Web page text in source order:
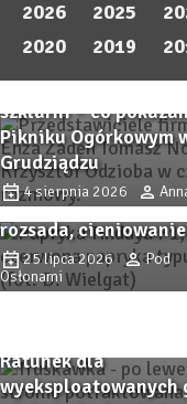
2026 2025
2020
2019
Odmiany ogórka do
szklarni – co
Pikniku Ogórkowym
Grudziądzu
4 sierpnia 2026
Papryka 2026!
odmiany papryki i
nowości, ochrona,
nawożenie,
rozsada,
25 lipca 2026
Pod
Osłonami
SPHERA i TRIASH –
Ratunek dla
wyeksploatowanych